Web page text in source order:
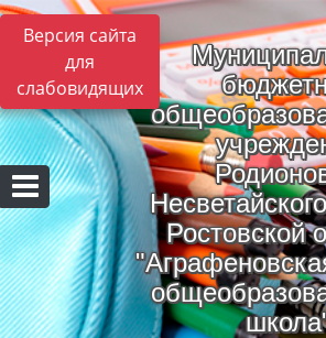
Версия сайта
для
слабовидящих
Ростовской